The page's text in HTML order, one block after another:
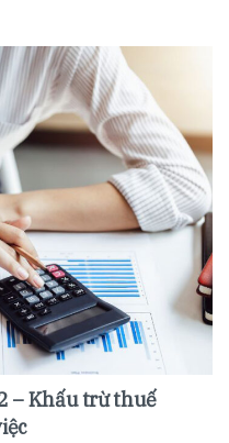
– Khấu trừ thuế